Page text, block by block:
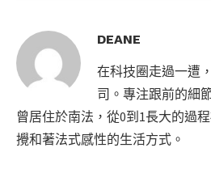
DEANE
在科技圈走過一遭
司。專注跟前的細
曾居住於南法，從0到1長大的過
攪和著法式感性的生活方式。